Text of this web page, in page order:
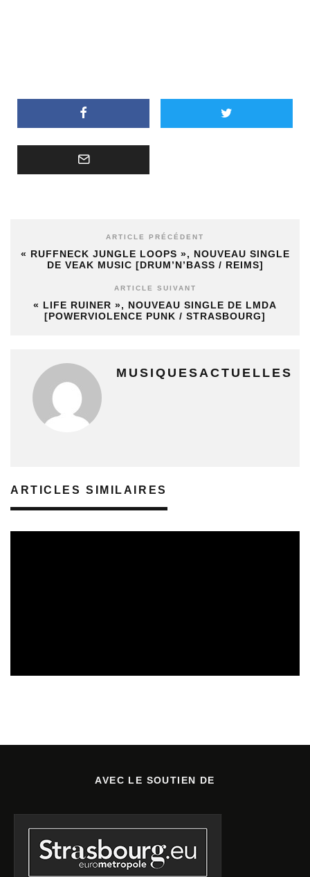
ARTICLE PRÉCÉDENT
« RUFFNECK JUNGLE LOOPS », NOUVEAU SINGLE
DE VEAK MUSIC [DRUM’N’BASS / REIMS]
ARTICLE SUIVANT
« LIFE RUINER », NOUVEAU SINGLE DE LMDA
[POWERVIOLENCE PUNK / STRASBOURG]
MUSIQUESACTUELLES
ARTICLES SIMILAIRES
AVEC LE SOUTIEN DE